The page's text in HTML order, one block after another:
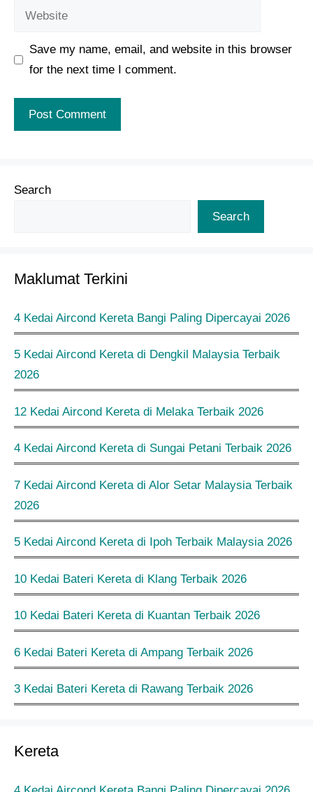
Website
Save my name, email, and website in this browser
for the next time I comment.
Search
Search
Maklumat Terkini
4 Kedai Aircond Kereta Bangi Paling Dipercayai 2026
5 Kedai Aircond Kereta di Dengkil Malaysia Terbaik
2026
12 Kedai Aircond Kereta di Melaka Terbaik 2026
4 Kedai Aircond Kereta di Sungai Petani Terbaik 2026
7 Kedai Aircond Kereta di Alor Setar Malaysia Terbaik
2026
5 Kedai Aircond Kereta di Ipoh Terbaik Malaysia 2026
10 Kedai Bateri Kereta di Klang Terbaik 2026
10 Kedai Bateri Kereta di Kuantan Terbaik 2026
6 Kedai Bateri Kereta di Ampang Terbaik 2026
3 Kedai Bateri Kereta di Rawang Terbaik 2026
Kereta